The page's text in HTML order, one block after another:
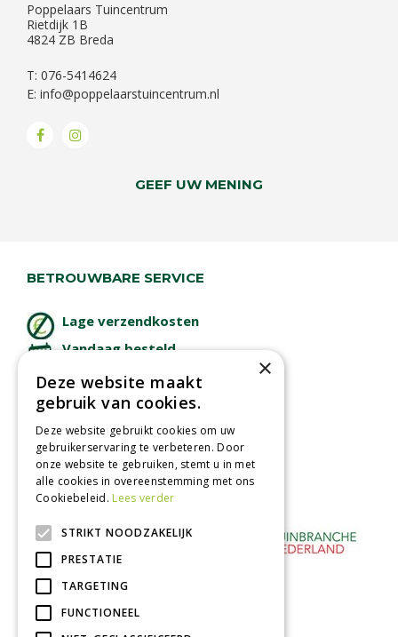
Poppelaars Tuincentrum
Rietdijk 1B
4824 ZB Breda
T: 076-5414624
E: info@poppelaarstuincentrum.nl
GEEF UW MENING
BETROUWBARE SERVICE
Lage verzendkosten
Vandaag besteld
Afhalen in tuincentrum
Betaal veilig
met iDeal - Wero
×
Deze website maakt
gebruik van cookies.
Deze website gebruikt cookies om uw
gebruikerservaring te verbeteren. Door
onze website te gebruiken, stemt u in met
alle cookies in overeenstemming met ons
Cookiebeleid. Lees verder
STRIKT NOODZAKELIJK
PRESTATIE
TARGETING
FUNCTIONEEL